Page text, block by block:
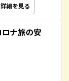
詳細を見る
ナ旅の安